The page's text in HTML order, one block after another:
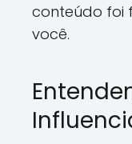
conteúdo foi
você.